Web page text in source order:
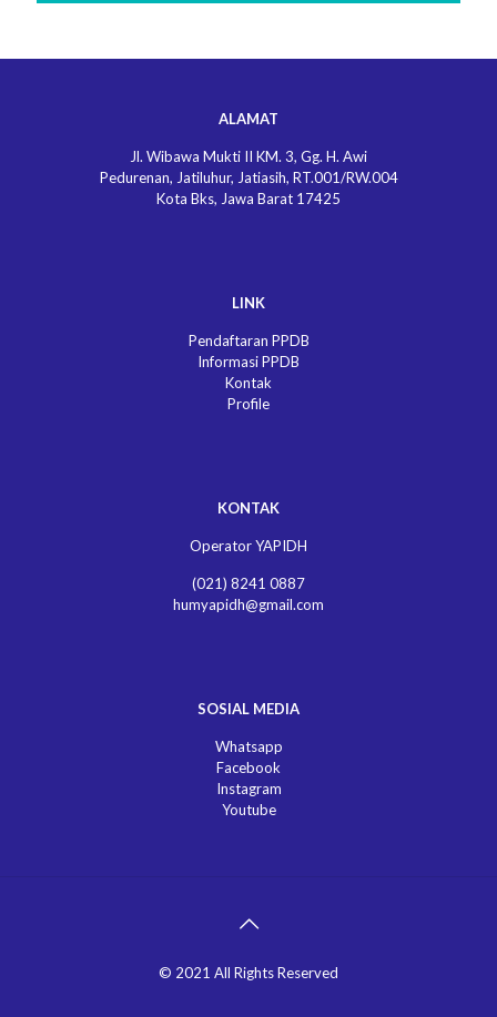
ALAMAT
Jl. Wibawa Mukti II KM. 3, Gg. H. Awi
Pedurenan, Jatiluhur, Jatiasih, RT.001/RW.004
Kota Bks, Jawa Barat 17425
LINK
Pendaftaran PPDB
Informasi PPDB
Kontak
Profile
KONTAK
Operator YAPIDH
(021) 8241 0887
humyapidh@gmail.com
SOSIAL MEDIA
Whatsapp
Facebook
Instagram
Youtube
© 2021 All Rights Reserved